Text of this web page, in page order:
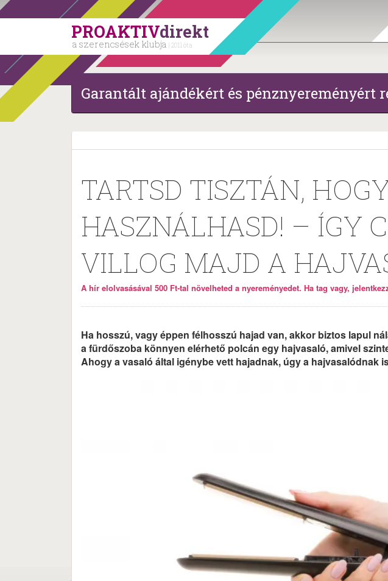
PROAKTIVdirekt
a szerencsések klubja | 2011 óta
Garantált ajándékért és pénznyereményért
TARTSD TISZTÁN,
HASZNÁLHASD! – ÍGY
VILLOG MAJD A
A hír elolvasásával 500 Ft-tal növelheted a nyereményedet. Ha tag vagy,
Ha hosszú, vagy éppen félhosszú hajad van, akkor biztos lapul
a fürdőszoba könnyen elérhető polcán egy hajvasaló, amivel
Ahogy a vasaló által igénybe vett hajadnak, úgy a hajvasalódnak